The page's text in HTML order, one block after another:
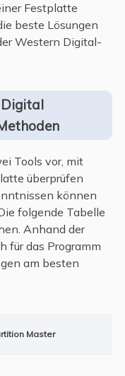
Festplatte
beste Lösungen
Western Digital-
Digital
Tools vor, mit
überprüfen
können
folgende Tabelle
Anhand der
für das Programm
am besten
Master